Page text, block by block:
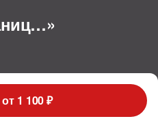
1 100 ₽